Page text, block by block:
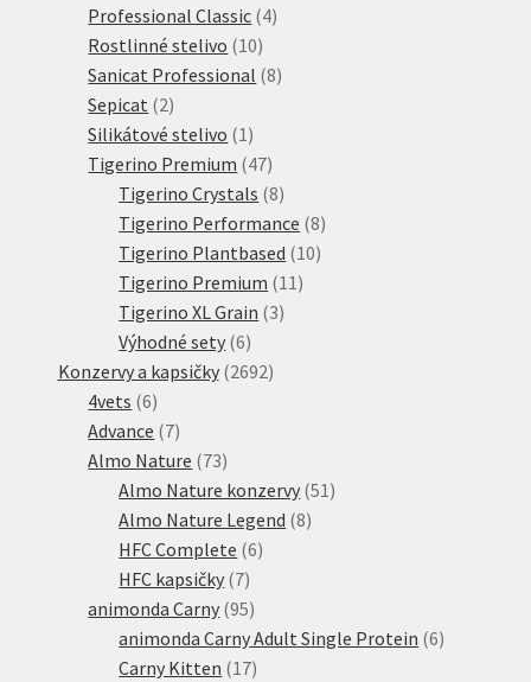
produktů
Professional Classic 44
Rostlinné stelivo 1010
produktů
Sanicat Professional 88
Sepicat 22
produkty
Silikátové stelivo 1 1
produkt
Tigerino Premium 4747
produktů
Tigerino Crystals 88
produktů
Tigerino Performance 88
produktů
Tigerino Plantbased 1010
Tigerino Premium 11 11
Tigerino XL Grain 33
Výhodné sety 66
produktů
Konzervy a kapsičky 26922692
4vets 66
produktů
Advance 77
produktů
Almo Nature 7373
produktů
Almo Nature konzervy 51 51
Almo Nature Legend 88
HFC Complete 66
HFC kapsičky 77
produktů
animonda Carny 9595
produktů
animonda Carny Adult Single Protein 66
Carny Kitten 1717